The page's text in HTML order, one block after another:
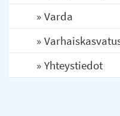
Varda
Yhteystiedot